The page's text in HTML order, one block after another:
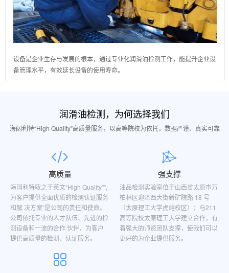
设备是企业生存与发展的根本，通过专业化润滑油检测工作，能提升企业设
备管理水平，有效延长设备的使用寿命。
润滑油检测，为何选择我们
海阔利特“High Quality”高质量服务，以高等院校为依托，数据严谨、真实可靠
高质量
海阔利特取之于英文“High Quality””,
为客户提供全面优质的检测认证服务
和解 决方案”是公司的责任和使命。
公司依托专业的人才队伍、先进的检
测设备和一流的合作 伙伴，为客户
提供高质量的检测、认证服务。
强支撑
油品检测实验室位于山西省太原市万
柏林区迎泽西大街新矿院路 18 号
（太原理工大学虎峪校区）；与211
高等院校太原理工大学建立合作，有
着强大的师资团队支撑，使我们可以
更好的为企业提供服务。